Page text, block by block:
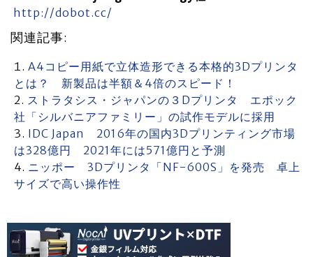
http://dobot.cc/
関連記事:
A4コピー用紙で立体造形できる本格的3Dプリンタ
とは？ 新製品は半額＆4倍のスピード！
ストラタシス・ジャパンの３Dプリンタ エポック
社「シルバニアファミリー」の試作モデルに採用
IDC Japan 2016年の国内3Dプリンティング市場
は328億円 2021年には571億円と予測
ニッポー 3Dプリンタ「NF-600S」を発売 卓上
サイズで高い操作性